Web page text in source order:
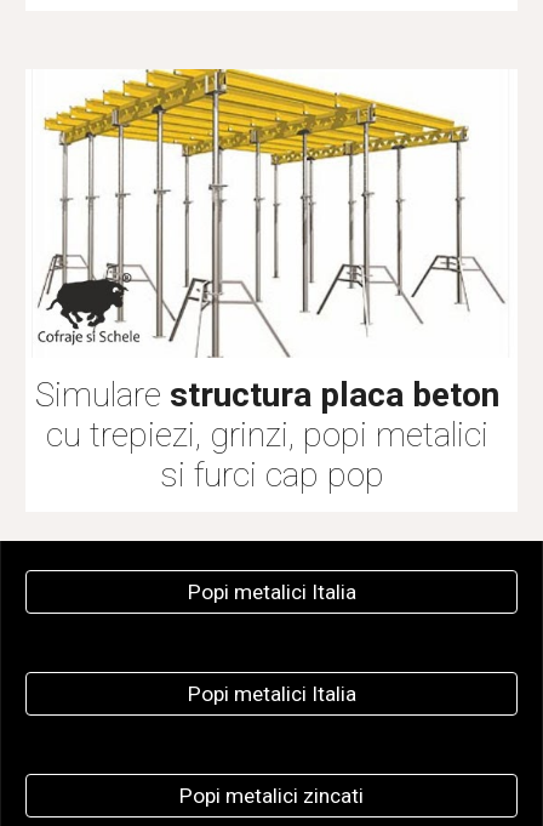
Simulare structura placa beton
cu trepiezi, grinzi, popi metalici
si furci cap pop
Popi metalici Italia
Popi metalici Italia
Popi metalici zincati